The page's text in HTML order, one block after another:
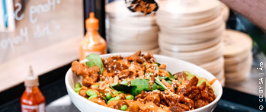
©
CC-BY-SA
| Áro